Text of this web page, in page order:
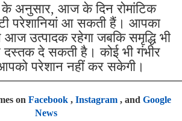
के अनुसार, आज के दिन रोमांटिक
परेशानियां आ सकती हैं। आपका
उत्पादक रहेगा जबकि समृद्धि भी
दे सकती है। कोई भी गंभीर
परेशान नहीं कर सकेगी।
on Facebook, Instagram, and Google
News